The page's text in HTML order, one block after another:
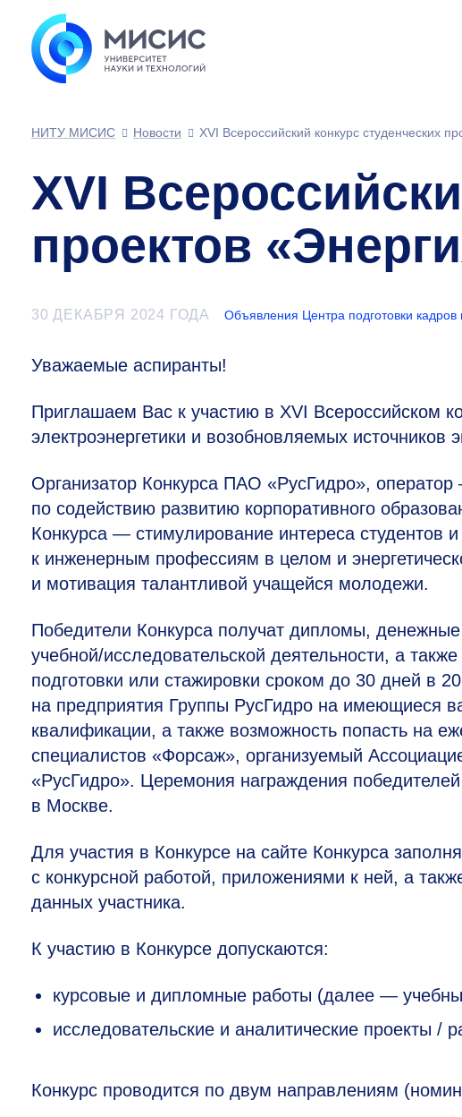
НИТУ МИСИС
Новости XVI Всероссийский конкурс студенческих
XVI
проектов
30 ДЕКАБРЯ 2024 ГОДА Объявления Центра подготовки
Уважаемые аспиранты!
Приглашаем Вас к участию в XVI Всероссийском
электроэнергетики и возобновляемых
Организатор Конкурса ПАО «РусГидро»,
по содействию развитию корпоративного
Конкурса — стимулирование интереса студентов
к инженерным профессиям в целом и
и мотивация талантливой учащейся молодежи.
Победители Конкурса получат дипломы,
учебной/исследовательской деятельности, а
подготовки или стажировки сроком до 30 дней в
на предприятия Группы РусГидро на имеющиеся
квалификации, а также возможность попасть на
специалистов «Форсаж», организуемый
«РусГидро». Церемония награждения
в Москве.
Для участия в Конкурсе на сайте Конкурса
с конкурсной работой, приложениями к ней, а
данных участника.
К участию в Конкурсе допускаются:
курсовые и дипломные работы (далее —
исследовательские и аналитические проекты
Конкурс проводится по двум направлениям